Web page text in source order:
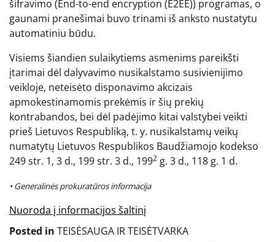
šifravimo (End-to-end encryption (E2EE)) programas, o
gaunami pranešimai buvo trinami iš anksto nustatytu
automatiniu būdu.
Visiems šiandien sulaikytiems asmenims pareikšti
įtarimai dėl dalyvavimo nusikalstamo susivienijimo
veikloje, neteisėto disponavimo akcizais
apmokestinamomis prekėmis ir šių prekių
kontrabandos, bei dėl padėjimo kitai valstybei veikti
prieš Lietuvos Respubliką, t. y. nusikalstamų veikų
numatytų Lietuvos Respublikos Baudžiamojo kodekso
249 str. 1, 3 d., 199 str. 3 d., 1992 g. 3 d., 118 g. 1 d.
• Generalinės prokuratūros informacija
Nuoroda į informacijos šaltinį
Posted in TEISĖSAUGA IR TEISĖTVARKA